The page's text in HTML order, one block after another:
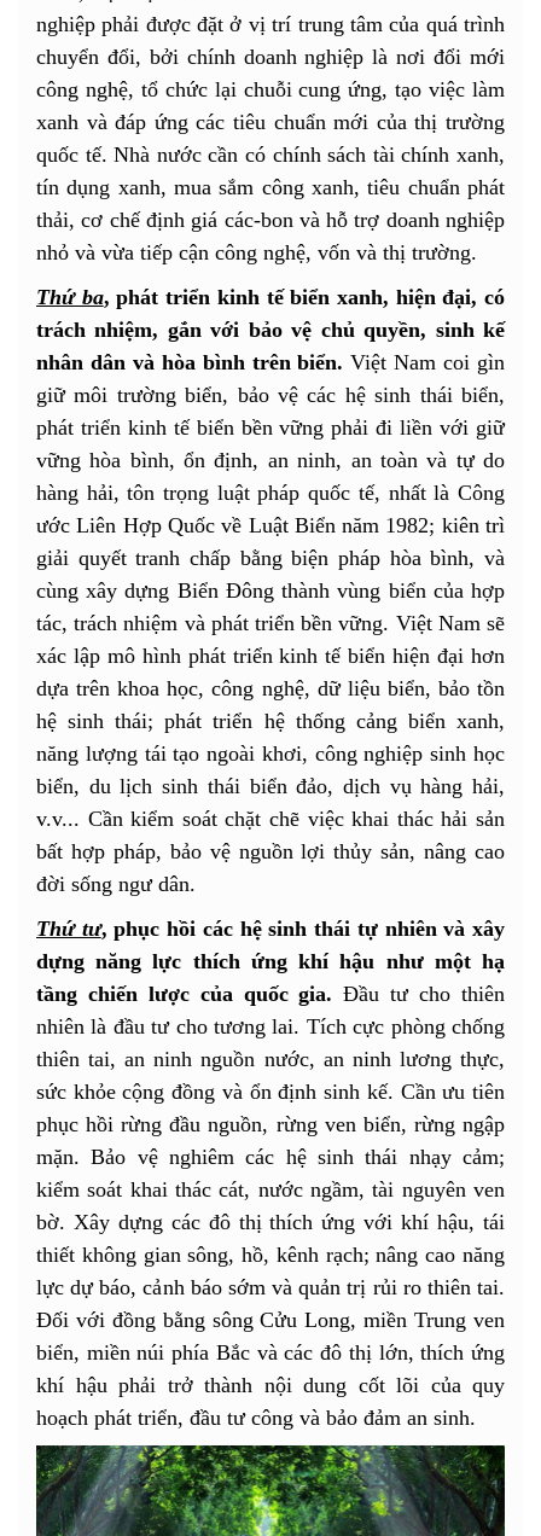
nghiệp phải được đặt ở vị trí trung tâm của quá trình
chuyển đổi, bởi chính doanh nghiệp là nơi đổi mới
công nghệ, tổ chức lại chuỗi cung ứng, tạo việc làm
xanh và đáp ứng các tiêu chuẩn mới của thị trường
quốc tế. Nhà nước cần có chính sách tài chính xanh,
tín dụng xanh, mua sắm công xanh, tiêu chuẩn phát
thải, cơ chế định giá các-bon và hỗ trợ doanh nghiệp
nhỏ và vừa tiếp cận công nghệ, vốn và thị trường.
Thứ ba, phát triển kinh tế biển xanh, hiện đại, có
trách nhiệm, gắn với bảo vệ chủ quyền, sinh kế
nhân dân và hòa bình trên biển. Việt Nam coi gìn
giữ môi trường biển, bảo vệ các hệ sinh thái biển,
phát triển kinh tế biển bền vững phải đi liền với giữ
vững hòa bình, ổn định, an ninh, an toàn và tự do
hàng hải, tôn trọng luật pháp quốc tế, nhất là Công
ước Liên Hợp Quốc về Luật Biển năm 1982; kiên trì
giải quyết tranh chấp bằng biện pháp hòa bình, và
cùng xây dựng Biển Đông thành vùng biển của hợp
tác, trách nhiệm và phát triển bền vững. Việt Nam sẽ
xác lập mô hình phát triển kinh tế biển hiện đại hơn
dựa trên khoa học, công nghệ, dữ liệu biển, bảo tồn
hệ sinh thái; phát triển hệ thống cảng biển xanh,
năng lượng tái tạo ngoài khơi, công nghiệp sinh học
biển, du lịch sinh thái biển đảo, dịch vụ hàng hải,
v.v... Cần kiểm soát chặt chẽ việc khai thác hải sản
bất hợp pháp, bảo vệ nguồn lợi thủy sản, nâng cao
đời sống ngư dân.
Thứ tư, phục hồi các hệ sinh thái tự nhiên và xây
dựng năng lực thích ứng khí hậu như một hạ
tầng chiến lược của quốc gia. Đầu tư cho thiên
nhiên là đầu tư cho tương lai. Tích cực phòng chống
thiên tai, an ninh nguồn nước, an ninh lương thực,
sức khỏe cộng đồng và ổn định sinh kế. Cần ưu tiên
phục hồi rừng đầu nguồn, rừng ven biển, rừng ngập
mặn. Bảo vệ nghiêm các hệ sinh thái nhạy cảm;
kiểm soát khai thác cát, nước ngầm, tài nguyên ven
bờ. Xây dựng các đô thị thích ứng với khí hậu, tái
thiết không gian sông, hồ, kênh rạch; nâng cao năng
lực dự báo, cảnh báo sớm và quản trị rủi ro thiên tai.
Đối với đồng bằng sông Cửu Long, miền Trung ven
biển, miền núi phía Bắc và các đô thị lớn, thích ứng
khí hậu phải trở thành nội dung cốt lõi của quy
hoạch phát triển, đầu tư công và bảo đảm an sinh.